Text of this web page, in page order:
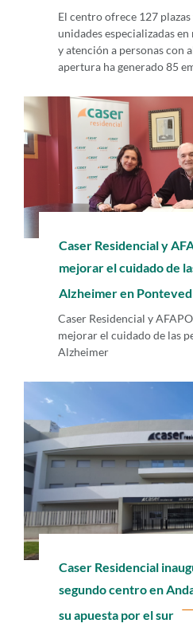
El centro ofrece 127
unidades especializadas
y atención a personas con
apertura ha generado 85
Caser Residencial y
mejorar el cuidado de
Alzheimer en
Caser Residencial y
mejorar el cuidado de las
Alzheimer
Caser Residencial
segundo centro en
su apuesta por el sur